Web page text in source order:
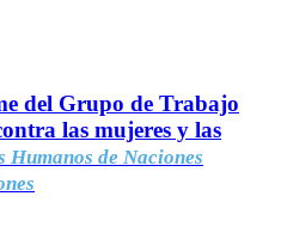
del Grupo de Trabajo
las mujeres y las
Humanos de Naciones